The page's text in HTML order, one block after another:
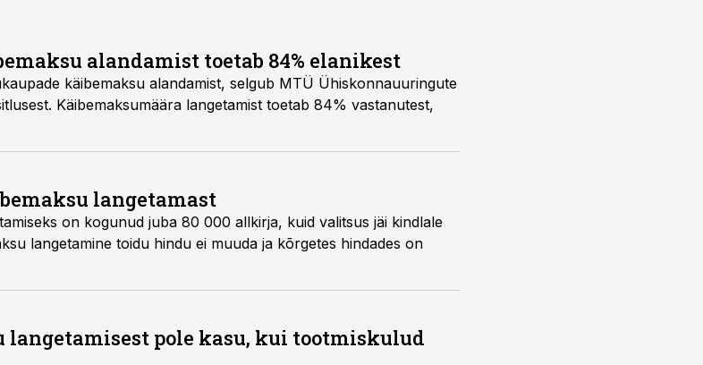
alandamist toetab 84% elanikest
käibemaksu alandamist, selgub MTÜ Ühiskonnauuringute
Käibemaksumäära langetamist toetab 84% vastanutest,
langetamast
on kogunud juba 80 000 allkirja, kuid valitsus jäi kindlale
langetamine toidu hindu ei muuda ja kõrgetes hindades on
langetamisest pole kasu, kui tootmiskulud